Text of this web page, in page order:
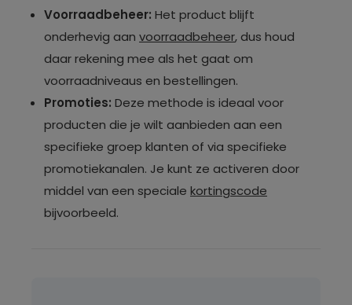
Voorraadbeheer: Het product blijft
onderhevig aan voorraadbeheer, dus houd
daar rekening mee als het gaat om
voorraadniveaus en bestellingen.
Promoties: Deze methode is ideaal voor
producten die je wilt aanbieden aan een
specifieke groep klanten of via specifieke
promotiekanalen. Je kunt ze activeren door
middel van een speciale kortingscode
bijvoorbeeld.